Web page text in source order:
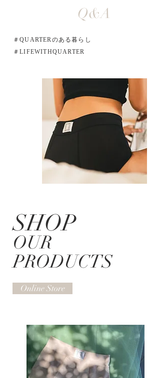
Q&A
＃QUARTERのある暮らし
＃LIFEWITHQUARTER
SHOP
OUR
PRODUCTS
Online Store